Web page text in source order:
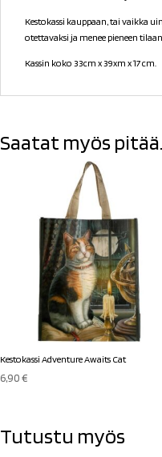
Kestokassi kauppaan, tai vaikka
otettavaksi ja menee pieneen tilaan.
Kassin koko 33cm x 39xm x 17 cm.
Saatat myös
Kestokassi Adventure Awaits Cat
6,90€
Tutustu myös